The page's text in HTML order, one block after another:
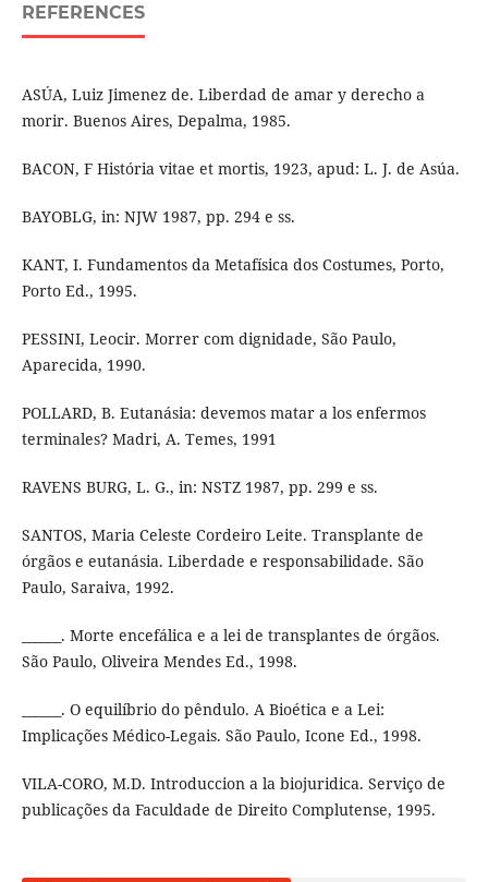
REFERENCES
ASÚA, Luiz Jimenez de. Liberdad de amar y derecho a
morir. Buenos Aires, Depalma, 1985.
BACON, F História vitae et mortis, 1923, apud: L. J. de Asúa.
BAYOBLG, in: NJW 1987, pp. 294 e ss.
KANT, I. Fundamentos da Metafísica dos Costumes, Porto,
Porto Ed., 1995.
PESSINI, Leocir. Morrer com dignidade, São Paulo,
Aparecida, 1990.
POLLARD, B. Eutanásia: devemos matar a los enfermos
terminales? Madri, A. Temes, 1991
RAVENS BURG, L. G., in: NSTZ 1987, pp. 299 e ss.
SANTOS, Maria Celeste Cordeiro Leite. Transplante de
órgãos e eutanásia. Liberdade e responsabilidade. São
Paulo, Saraiva, 1992.
______. Morte encefálica e a lei de transplantes de órgãos.
São Paulo, Oliveira Mendes Ed., 1998.
______. O equilíbrio do pêndulo. A Bioética e a Lei:
Implicações Médico-Legais. São Paulo, Icone Ed., 1998.
VILA-CORO, M.D. Introduccion a la biojuridica. Serviço de
publicações da Faculdade de Direito Complutense, 1995.